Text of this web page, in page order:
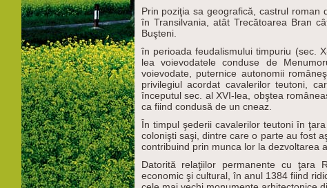
Prin poziţia sa geografică, castrul
în Transilvania, atât Trecătoarea Bran
Buşteni.
în perioada feudalismului timpuriu (sec.
lea voievodatele conduse de
voievodate, puternice autonomii
privilegiul acordat cavalerilor teutoni,
începutul sec. al XVI-lea, obştea
ca fiind condusă de un cneaz.
În timpul şederii cavalerilor teutoni în
colonişti saşi, dintre care o parte au fost
contribuind prin munca lor la dezvoltarea
Datorită relaţiilor permanente cu ţara
economic şi cultural, în anul 1384 fiind